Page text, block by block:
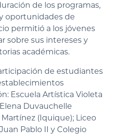
de los programas,
oportunidades de
permitió a los jóvenes
sobre sus intereses y
académicas.
de estudiantes
Escuela Artística Violeta
Duvauchelle
(Iquique); Liceo
Pablo II y Colegio